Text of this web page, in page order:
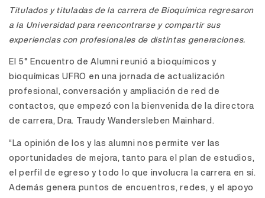
Titulados y tituladas de la carrera de Bioquímica regresaron
a la Universidad para reencontrarse y compartir sus
experiencias con profesionales de distintas generaciones.
El 5° Encuentro de Alumni reunió a bioquímicos y
bioquímicas UFRO en una jornada de actualización
profesional, conversación y ampliación de red de
contactos, que empezó con la bienvenida de la directora
de carrera, Dra. Traudy Wandersleben Mainhard.
“La opinión de los y las alumni nos permite ver las
oportunidades de mejora, tanto para el plan de estudios,
el perfil de egreso y todo lo que involucra la carrera en sí.
Además genera puntos de encuentros, redes, y el apoyo